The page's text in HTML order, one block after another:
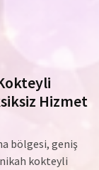
Hizmet
bölgesi, geniş
kokteyli